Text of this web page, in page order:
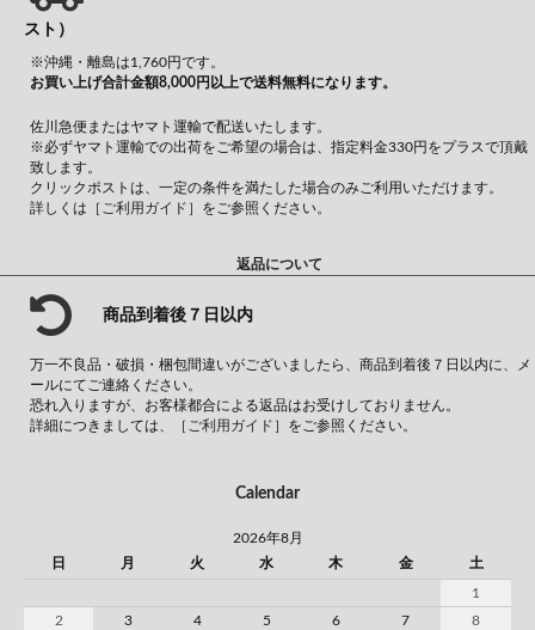
スト）
※沖縄・離島は1,760円です。
お買い上げ合計金額8,000円以上で送料無料になります。
佐川急便またはヤマト運輸で配送いたします。
※必ずヤマト運輸での出荷をご希望の場合は、指定料金330円をプラスで頂戴
致します。
クリックポストは、一定の条件を満たした場合のみご利用いただけます。
詳しくは ［ご利用ガイド］ をご参照ください。
返品について
商品到着後７日以内
万一不良品・破損・梱包間違いがございましたら、商品到着後７日以内に、メ
ールにてご連絡ください。
恐れ入りますが、お客様都合による返品はお受けしておりません。
詳細につきましては、
［ご利用ガイド］ をご参照ください。
Calendar
2026年8月
日
月 火 水 木 金 土
1
2
3 4 5 6 7
8